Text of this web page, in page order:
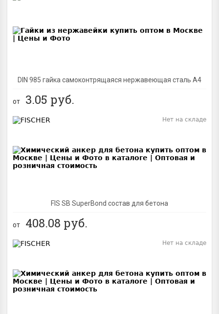
DIN 985 гайка самоконтрящаяся нержавеющая сталь A4
от 3.05 руб.
FIS SB SuperBond состав для бетона
Нет на складе
от 408.08 руб.
Нет на складе